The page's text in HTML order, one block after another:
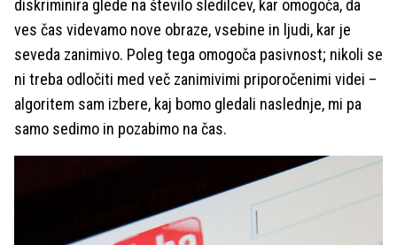
diskriminira glede na število sledilcev, kar omogoča, da
ves čas videvamo nove obraze, vsebine in ljudi, kar je
seveda zanimivo. Poleg tega omogoča pasivnost; nikoli se
ni treba odločiti med več zanimivimi priporočenimi videi –
algoritem sam izbere, kaj bomo gledali naslednje, mi pa
samo sedimo in pozabimo na čas.